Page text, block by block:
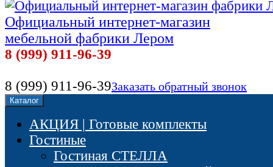
Официальный интернет-магазин
мебельной фабрики Лером
8 (999) 911-96-39
8 (999) 911-96-39Заказать обратный звонок
Каталог
АКЦИЯ | Готовые комплекты
Гостиные
Гостиная СТЕЛЛА